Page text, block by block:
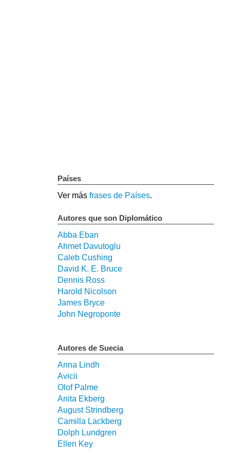
Países
Ver más frases de Países.
Autores que son Diplomático
Abba Eban
Ahmet Davutoglu
Caleb Cushing
David K. E. Bruce
Dennis Ross
Harold Nicolson
James Bryce
John Negroponte
Autores de Suecia
Anna Lindh
Avicii
Olof Palme
Anita Ekberg
August Strindberg
Camilla Lackberg
Dolph Lundgren
Ellen Key